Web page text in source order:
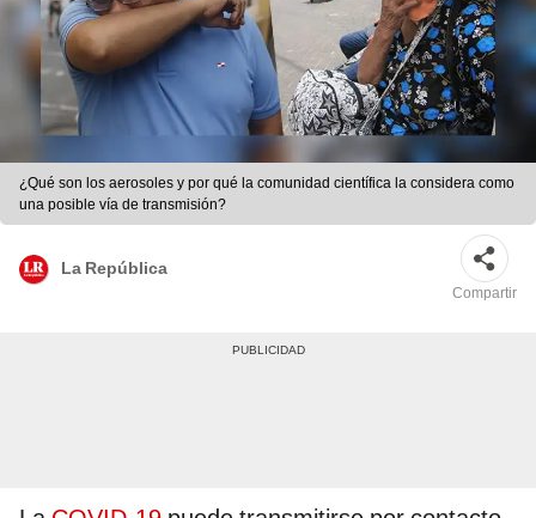
¿Qué son los aerosoles y por qué la comunidad científica la considera como
una posible vía de transmisión?
La República
Compartir